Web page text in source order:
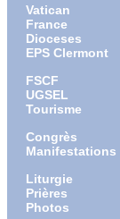
Vatican
France
Dioceses
EPS Clermont
FSCF
UGSEL
Tourisme
Congrès
Manifestations
Liturgie
Prières
Photos